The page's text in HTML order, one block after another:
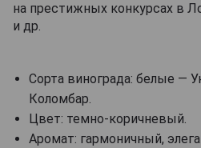
на престижных конкурсах в
и др.
Сорта винограда: белые —
Коломбар.
Цвет: темно-коричневый.
Аромат: гармоничный,